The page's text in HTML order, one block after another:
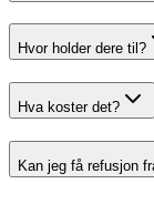
Hvor holder dere til?
Hva koster det?
Kan jeg få refusjon